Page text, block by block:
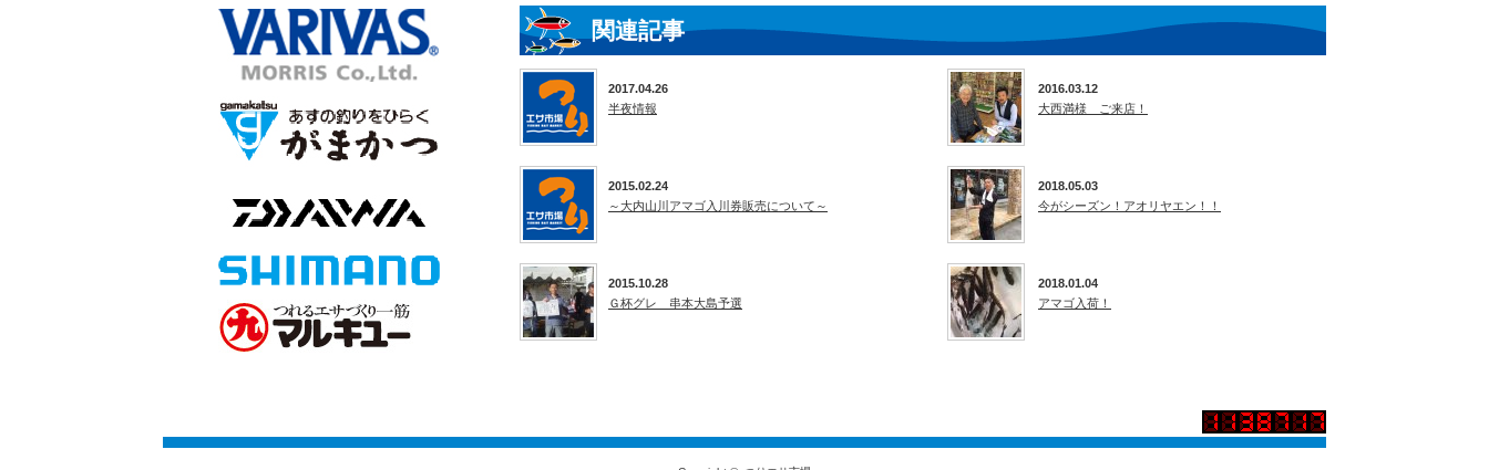
関連記事
2017.04.26
半夜情報
2016.03.12
大西満様 ご来店！
2015.02.24
～大内山川アマゴ入川券販売について～
2018.05.03
今がシーズン！アオリヤエン！！
2015.10.28
Ｇ杯グレ 串本大島予選
2018.01.04
アマゴ入荷！